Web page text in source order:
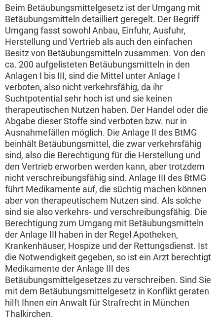
Beim Betäubungsmittelgesetz ist der Umgang mit
Betäubungsmitteln detailliert geregelt. Der Begriff
Umgang fasst sowohl Anbau, Einfuhr, Ausfuhr,
Herstellung und Vertrieb als auch den einfachen
Besitz von Betäubungsmitteln zusammen. Von den
ca. 200 aufgelisteten Betäubungsmitteln in den
Anlagen I bis III, sind die Mittel unter Anlage I
verboten, also nicht verkehrsfähig, da ihr
Suchtpotential sehr hoch ist und sie keinen
therapeutischen Nutzen haben. Der Handel oder die
Abgabe dieser Stoffe sind verboten bzw. nur in
Ausnahmefällen möglich. Die Anlage II des BtMG
beinhält Betäubungsmittel, die zwar verkehrsfähig
sind, also die Berechtigung für die Herstellung und
den Vertrieb erworben werden kann, aber trotzdem
nicht verschreibungsfähig sind. Anlage III des BtMG
führt Medikamente auf, die süchtig machen können
aber von therapeutischem Nutzen sind. Als solche
sind sie also verkehrs- und verschreibungsfähig. Die
Berechtigung zum Umgang mit Betäubungsmitteln
der Anlage III haben in der Regel Apotheken,
Krankenhäuser, Hospize und der Rettungsdienst. Ist
die Notwendigkeit gegeben, so ist ein Arzt berechtigt
Medikamente der Anlage III des
Betäubungsmittelgesetzes zu verschreiben. Sind Sie
mit dem Betäubungsmittelgesetz in Konflikt geraten
hilft Ihnen ein Anwalt für Strafrecht in München
Thalkirchen.